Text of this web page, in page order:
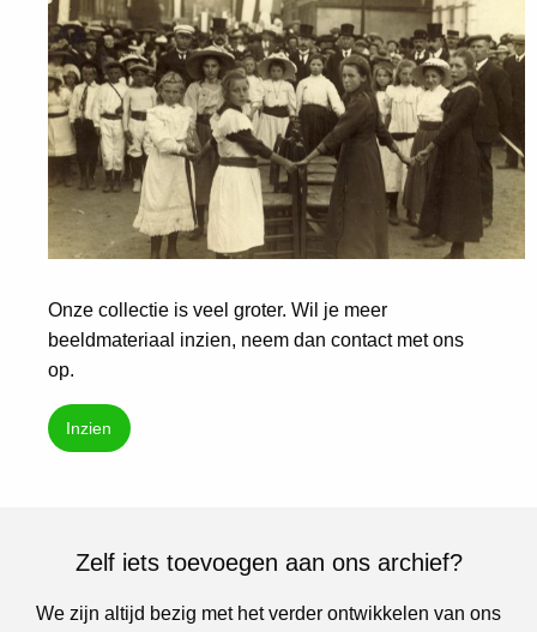
Onze collectie is veel groter. Wil je meer
beeldmateriaal inzien, neem dan contact met ons
op.
Inzien
Zelf iets toevoegen aan ons archief?
We zijn altijd bezig met het verder ontwikkelen van ons